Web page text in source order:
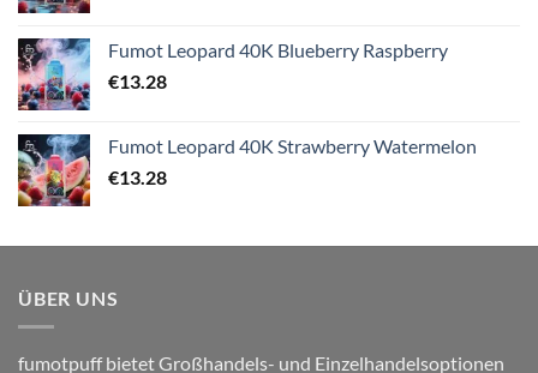
Fumot Leopard 40K Blueberry Raspberry
€13.28
Fumot Leopard 40K Strawberry Watermelon
€13.28
ÜBER UNS
fumotpuff bietet Großhandels- und Einzelhandelsoptionen